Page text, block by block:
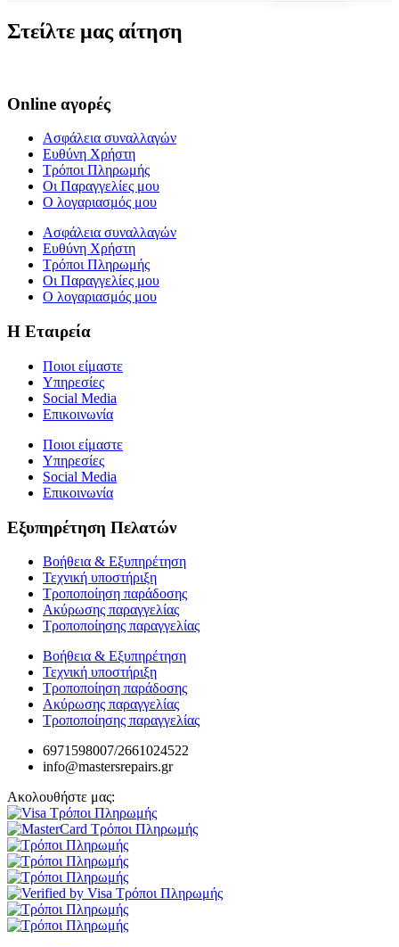
Στείλτε μας αίτηση
Online αγορές
Ασφάλεια συναλλαγών
Ευθύνη Χρήστη
Τρόποι Πληρωμής
Οι Παραγγελίες μου
Ο λογαριασμός μου
Ασφάλεια συναλλαγών
Ευθύνη Χρήστη
Τρόποι Πληρωμής
Οι Παραγγελίες μου
Ο λογαριασμός μου
Η Εταιρεία
Ποιοι είμαστε
Υπηρεσίες
Social Media
Επικοινωνία
Ποιοι είμαστε
Υπηρεσίες
Social Media
Επικοινωνία
Εξυπηρέτηση Πελατών
Βοήθεια & Εξυπηρέτηση
Τεχνική υποστήριξη
Τροποποίηση παράδοσης
Ακύρωσης παραγγελίας
Τροποποίησης παραγγελίας
Βοήθεια & Εξυπηρέτηση
Τεχνική υποστήριξη
Τροποποίηση παράδοσης
Ακύρωσης παραγγελίας
Τροποποίησης παραγγελίας
6971598007/2661024522
info@mastersrepairs.gr
Ακολουθήστε μας: